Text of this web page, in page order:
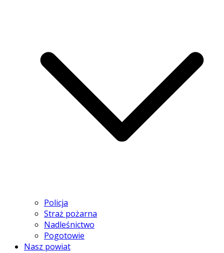
Policja
Straż pożarna
Nadleśnictwo
Pogotowie
Nasz powiat